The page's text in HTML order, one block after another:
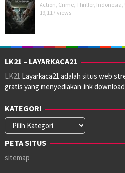
Action Crime Thriller, Indonesia
19,117 views
LK21 – LAYARKACA21
LK21 Layarkaca21 adalah situs web
gratis yang menyediakan link
KATEGORI
Kategori
PETA SITUS
sitemap